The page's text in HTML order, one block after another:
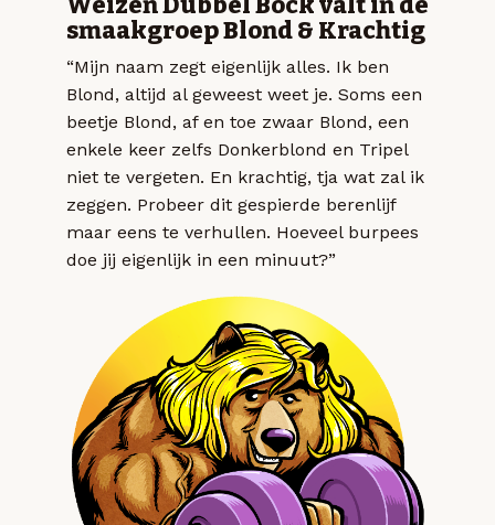
Weizen Dubbel Bock valt in de
smaakgroep Blond & Krachtig
“Mijn naam zegt eigenlijk alles. Ik ben
Blond, altijd al geweest weet je. Soms een
beetje Blond, af en toe zwaar Blond, een
enkele keer zelfs Donkerblond en Tripel
niet te vergeten. En krachtig, tja wat zal ik
zeggen. Probeer dit gespierde berenlijf
maar eens te verhullen. Hoeveel burpees
doe jij eigenlijk in een minuut?”